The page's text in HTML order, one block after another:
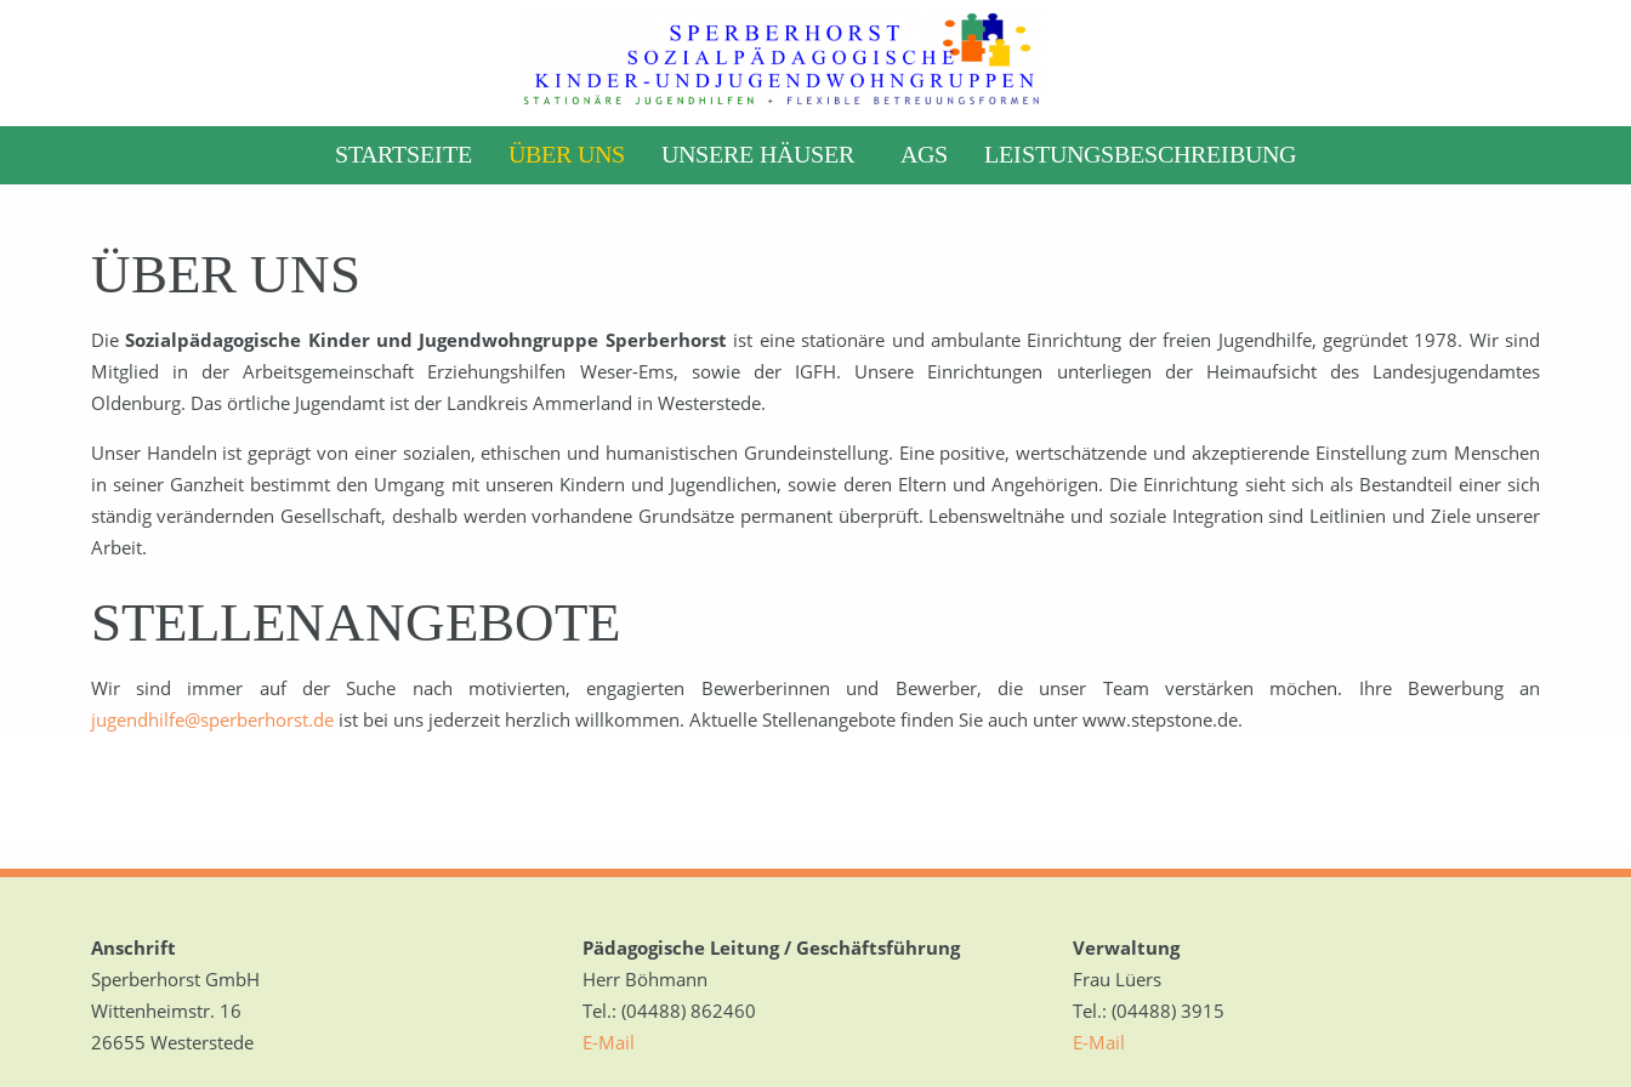
STARTSEITE ÜBER UNS UNSERE HÄUSER AGS LEISTUNGSBESCHREIBUNG
ÜBER UNS
Die Sozialpädagogische Kinder und Jugendwohngruppe Sperberhorst ist eine stationäre und ambulante Einrichtung der freien Jugendhilfe, gegründet 1978. Wir sind
Mitglied in der Arbeitsgemeinschaft Erziehungshilfen Weser-Ems, sowie der IGFH. Unsere Einrichtungen
unterliegen
der Heimaufsicht des Landesjugendamtes
Oldenburg. Das örtliche Jugendamt ist der Landkreis Ammerland in Westerstede.
Unser Handeln ist geprägt von einer sozialen, ethischen und humanistischen Grundeinstellung. Eine positive, wertschätzende und akzeptierende Einstellung zum Menschen
in seiner Ganzheit bestimmt den Umgang mit unseren Kindern und Jugendlichen, sowie deren Eltern und Angehörigen. Die Einrichtung sieht sich als Bestandteil einer sich
ständig verändernden Gesellschaft, deshalb werden vorhandene Grundsätze permanent überprüft. Lebensweltnähe und soziale Integration sind Leitlinien und Ziele unserer
Arbeit.
STELLENANGEBOTE
Wir sind immer auf der Suche nach motivierten, engagierten Bewerberinnen und Bewerber, die unser Team verstärken möchen. Ihre Bewerbung an
jugendhilfe@sperberhorst.deist bei uns jederzeit herzlich willkommen. Aktuelle Stellenangebote finden Sie auch unter www.stepstone.de.
Anschrift
Sperberhorst GmbH
Wittenheimstr. 16
26655 Westerstede
Pädagogische Leitung / Geschäftsführung
Herr Böhmann
Tel.: (04488) 862460
E-Mail
Verwaltung
Frau Lüers
Tel.: (04488) 3915
E-Mail